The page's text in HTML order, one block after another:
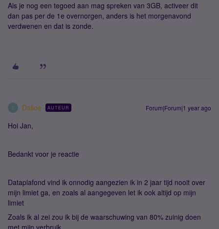
Als je nog een tegoed aan mag spreken van 3GB, activeer dit
dan pas per de 1e overnorgen, anders is het morgenavond
verdwenen en dat is zonde.
D Dalloe AUTEUR Forum|Forum|1 year ago
Hoi Jan,
Bedankt voor je reactie
Dataplafond vind ik onnodig aangezien ik in 2 jaar tijd nooit over
mijn limiet ga, en zoals al aangegeven let ik ook altijd op mijn
limiet
Zoals ik al zei zou ik bij de waarschuwing van 80% zuinig doen
met mijn verbruik